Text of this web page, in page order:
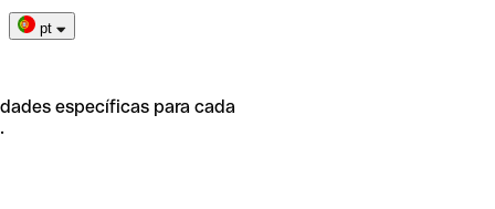
pt
específicas para cada